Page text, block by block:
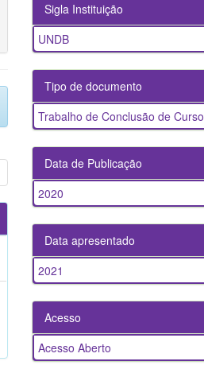
Sigla Instituição
UNDB
Tipo de documento
Trabalho de Conclusão de Curso
Data de Publicação
2020
Data apresentado
2021
Acesso
Acesso Aberto